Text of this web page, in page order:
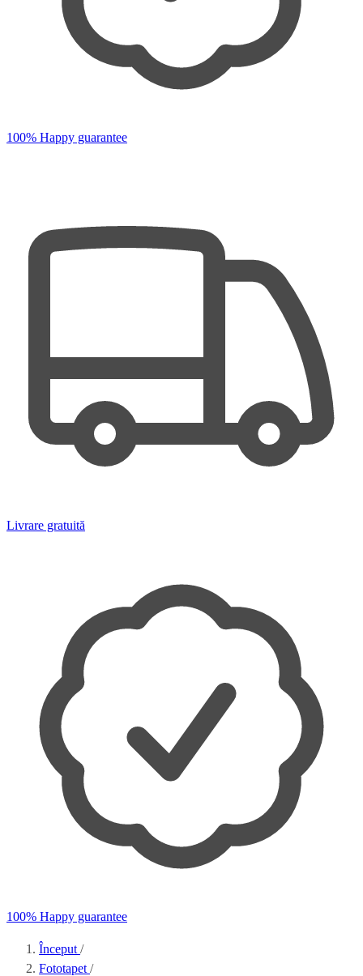
100% Happy guarantee
Livrare gratuită
100% Happy guarantee
Început /
Fototapet /